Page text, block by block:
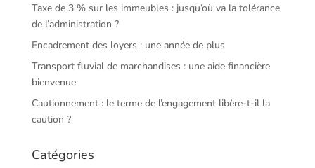
Taxe de 3 % sur les immeubles : jusqu’où va la tolérance
de l’administration ?
Encadrement des loyers : une année de plus
Transport fluvial de marchandises : une aide financière
bienvenue
Cautionnement : le terme de l’engagement libère-t-il la
caution ?
Catégories